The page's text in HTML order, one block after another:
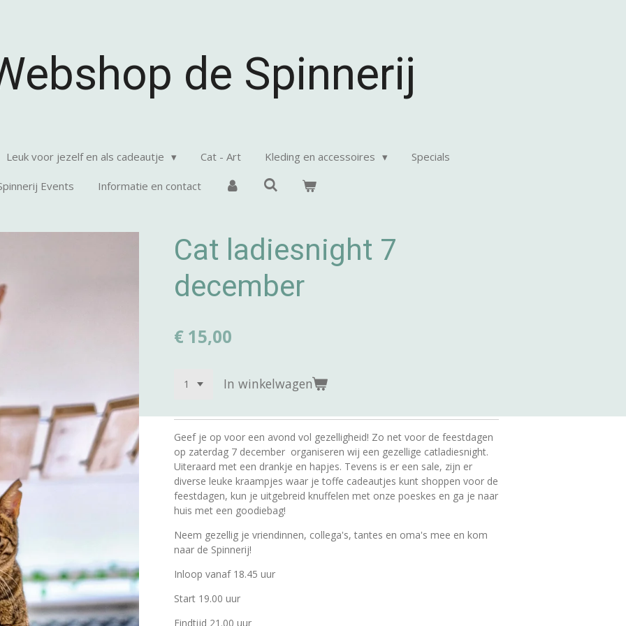
de Spinnerij
Leuk voor jezelf en als cadeautje Cat - Art Kleding en accessoires Specials
Events Informatie en contact
Cat ladiesnight 7
december
€ 15,00
In winkelwagen
Geef je op voor een avond vol gezelligheid! Zo net voor de feestdagen
op zaterdag 7 december organiseren wij een gezellige catladiesnight.
Uiteraard met een drankje en hapjes. Tevens is er een sale, zijn er
diverse leuke kraampjes waar je toffe cadeautjes kunt shoppen voor de
feestdagen, kun je uitgebreid knuffelen met onze poeskes en ga je naar
huis met een goodiebag!
Neem gezellig je vriendinnen, collega's, tantes en oma's mee en kom
naar de Spinnerij!
Inloop vanaf 18.45 uur
Start 19.00 uur
Eindtijd 21.00 uur